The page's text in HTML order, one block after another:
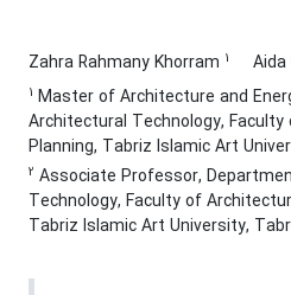
Zahra Rahmany Khorram 1 Aida
1 Master of Architecture and
Architectural Technology,
Planning, Tabriz Islamic Art
2 Associate Professor,
Technology, Faculty of
Tabriz Islamic Art University,